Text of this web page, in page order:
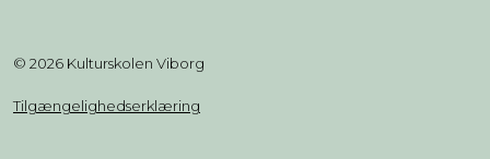
© 2026 Kulturskolen Viborg
Tilgængelighedserklæring